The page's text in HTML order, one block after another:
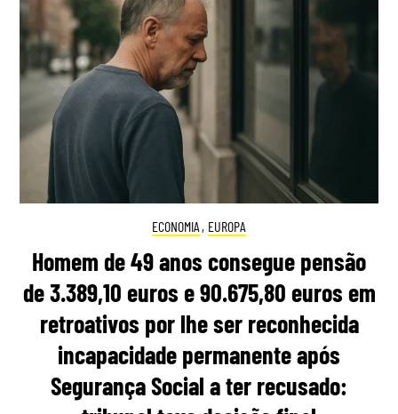
ECONOMIA , EUROPA
Homem de 49 anos consegue pensão
de 3.389,10 euros e 90.675,80 euros em
retroativos por lhe ser reconhecida
incapacidade permanente após
Segurança Social a ter recusado: